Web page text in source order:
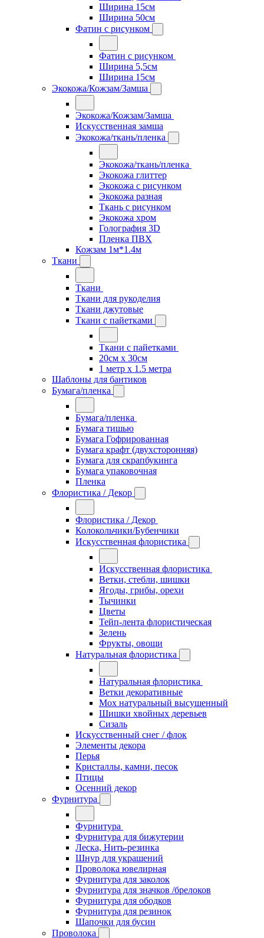
Ширина 15см
Ширина 50см
Фатин с рисунком
Фатин с рисунком
Ширина 5,5см
Ширина 15см
Экокожа/Кожзам/Замша
Экокожа/Кожзам/Замша
Искусственная замша
Экокожа/ткань/пленка
Экокожа/ткань/пленка
Экокожа глиттер
Экокожа с рисунком
Экокожа разная
Ткань с рисунком
Экокожа хром
Голография 3D
Пленка ПВХ
Кожзам 1м*1.4м
Ткани
Ткани
Ткани для рукоделия
Ткани джутовые
Ткани с пайетками
Ткани с пайетками
20см х 30см
1 метр х 1.5 метра
Шаблоны для бантиков
Бумага/пленка
Бумага/пленка
Бумага тишью
Бумага Гофрированная
Бумага крафт (двухсторонняя)
Бумага для скрапбукинга
Бумага упаковочная
Пленка
Флористика / Декор
Флористика / Декор
Колокольчики/Бубенчики
Искусственная флористика
Искусственная флористика
Ветки, стебли, шишки
Ягоды, грибы, орехи
Тычинки
Цветы
Тейп-лента флористическая
Зелень
Фрукты, овощи
Натуральная флористика
Натуральная флористика
Ветки декоративные
Мох натуральный высушенный
Шишки хвойных деревьев
Сизаль
Искусственный снег / флок
Элементы декора
Перья
Кристаллы, камни, песок
Птицы
Осенний декор
Фурнитура
Фурнитура
Фурнитура для бижутерии
Леска, Нить-резинка
Шнур для украшений
Проволока ювелирная
Фурнитура для заколок
Фурнитура для значков /брелоков
Фурнитура для ободков
Фурнитура для резинок
Шапочки для бусин
Проволока